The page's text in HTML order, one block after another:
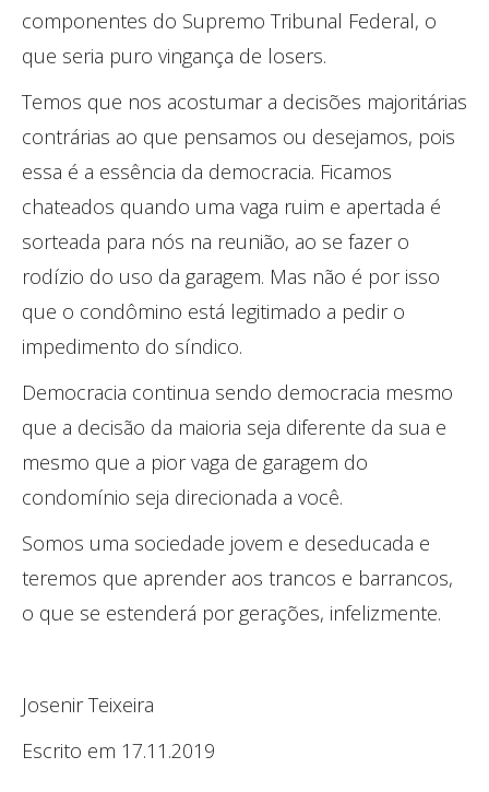
componentes do Supremo Tribunal Federal, o
que seria puro vingança de losers.
Temos que nos acostumar a decisões majoritárias
contrárias ao que pensamos ou desejamos, pois
essa é a essência da democracia. Ficamos
chateados quando uma vaga ruim e apertada é
sorteada para nós na reunião, ao se fazer o
rodízio do uso da garagem. Mas não é por isso
que o condômino está legitimado a pedir o
impedimento do síndico.
Democracia continua sendo democracia mesmo
que a decisão da maioria seja diferente da sua e
mesmo que a pior vaga de garagem do
condomínio seja direcionada a você.
Somos uma sociedade jovem e deseducada e
teremos que aprender aos trancos e barrancos,
o que se estenderá por gerações, infelizmente.
Josenir Teixeira
Escrito em 17.11.2019